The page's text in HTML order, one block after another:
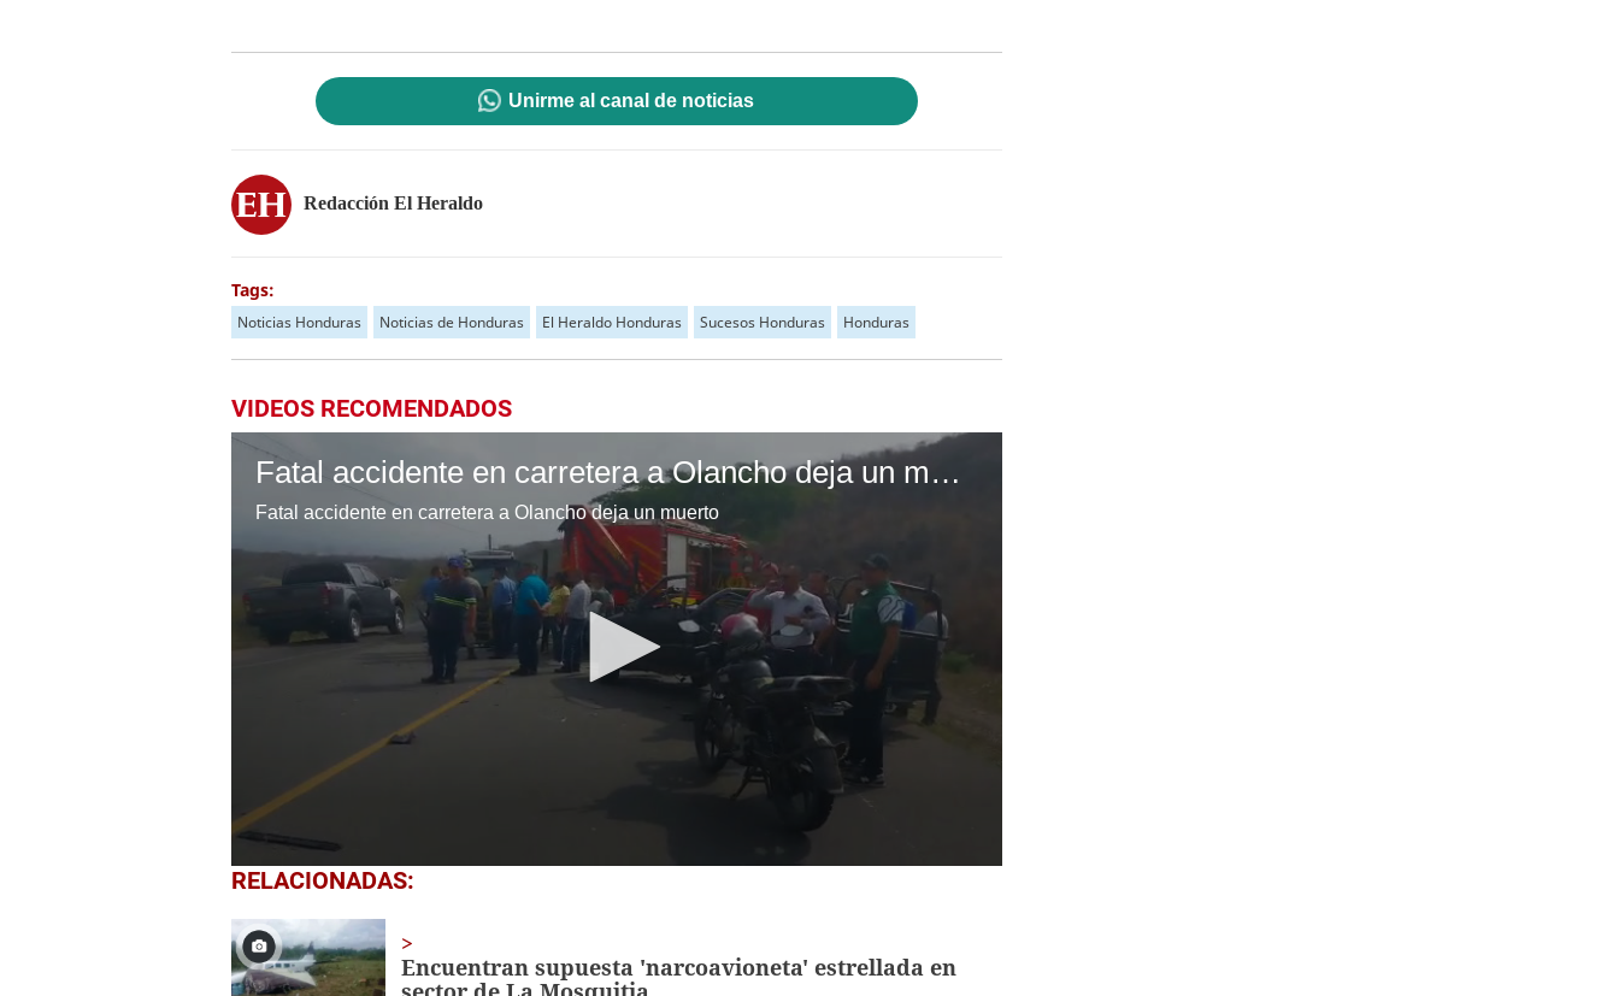
Unirme al canal de noticias
Redacción El Heraldo
Tags:
Noticias Honduras Noticias de Honduras El Heraldo Honduras Sucesos Honduras Honduras
VIDEOS RECOMENDADOS
Fatal accidente en carretera a Olancho deja un muerto
Fatal accidente en carretera a Olancho deja un muerto
0
seconds
1
minute,
52
secondsVolume
RELACIONADAS:
Encuentran supuesta 'narcoavioneta' estrellada en